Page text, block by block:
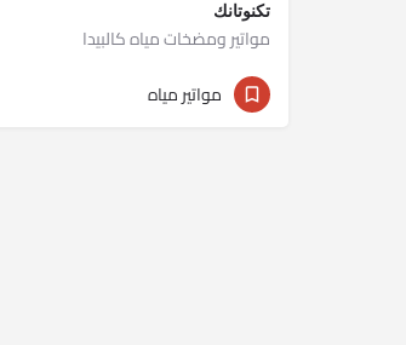
تكنوتانك
مواتير ومضخات مياه كالبيدا
01023430301
مواتير مياه